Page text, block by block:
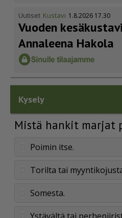
Uutiset Kustavi 1.8.2026 17.30
Vuoden
Annaleena Hakola
Kysely
Mistä hankit marjat
Poimin itse.
Torilta tai
Somesta.